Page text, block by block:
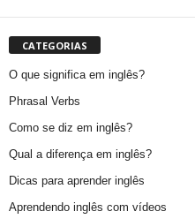
CATEGORIAS
O que significa em inglês?
Phrasal Verbs
Como se diz em inglês?
Qual a diferença em inglês?
Dicas para aprender inglês
Aprendendo inglês com vídeos